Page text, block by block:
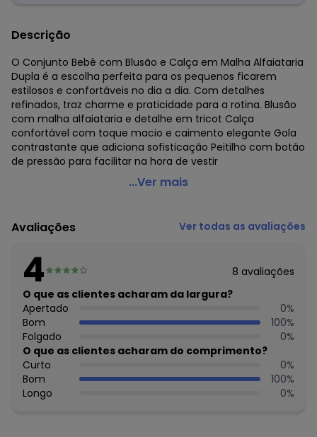
Descrição
O Conjunto Bebê com Blusão e Calça em Malha Alfaiataria
Dupla é a escolha perfeita para os pequenos ficarem
estilosos e confortáveis no dia a dia. Com detalhes
refinados, traz charme e praticidade para a rotina. Blusão
com malha alfaiataria e detalhe em tricot Calça
confortável com toque macio e caimento elegante Gola
contrastante que adiciona sofisticação Peitilho com botão
de pressão para facilitar na hora de vestir
Ioluig - Conjunto Blusão e Calça Malha Alfaiataria Cinza
Modelagem: Ampla
Fornecedor: MARLAN MALHAS LTDA / CNPJ 81.000.580/0001-
Feito: Brasil
Cuidados para conservação do produto: Lavar com cores
Similares, utilizar tecido para passar, não utilizar
branqueadores ópticos
Tecido: Tricot
Composição: CALÇA: 92% Algodão 8% Poliéster PARTE
SUPERIOR: 92% Algodão 8% Poliéster PARTE INFERIOR: 100%
Poliéster GOLA: 97% Algodão 3% Elastano
Histórico de preços
...Ver mais
Avaliações Ver todas as avaliações
4 8 avaliações
O que as clientes acharam da largura?
Apertado
0%
Bom
100%
Folgado
0%
O que as clientes acharam do comprimento?
Curto
0%
Bom
100%
Longo
0%